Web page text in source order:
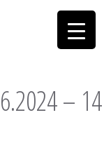
– 14